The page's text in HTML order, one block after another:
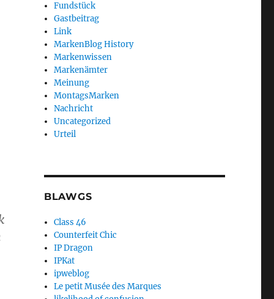
Fundstück
Gastbeitrag
Link
MarkenBlog History
Markenwissen
Markenämter
Meinung
MontagsMarken
Nachricht
Uncategorized
Urteil
BLAWGS
Class 46
Counterfeit Chic
IP Dragon
IPKat
ipweblog
Le petit Musée des Marques